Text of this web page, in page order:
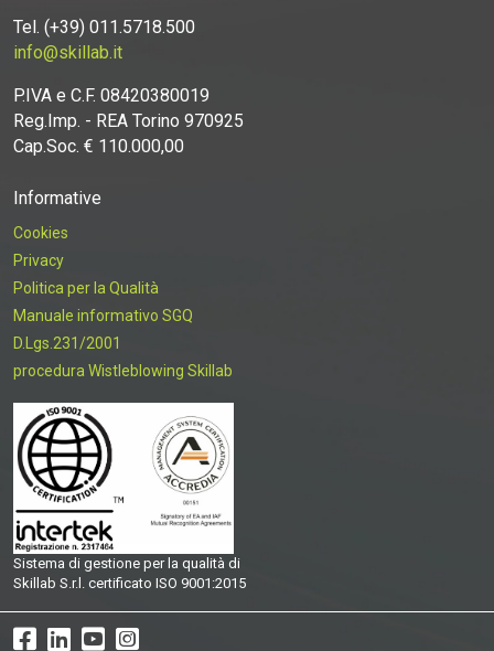
Tel. (+39) 011.5718.500
info@skillab.it
P.IVA e C.F. 08420380019
Reg.Imp. - REA Torino 970925
Cap.Soc. € 110.000,00
Informative
Cookies
Privacy
Politica per la Qualità
Manuale informativo SGQ
D.Lgs.231/2001
procedura Wistleblowing Skillab
Sistema di gestione per la qualità di
Skillab S.r.l. certificato ISO 9001:2015